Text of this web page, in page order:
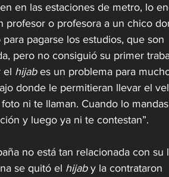
en las estaciones de metro, lo
o profesora a un chico
pagarse los estudios, que son
pero no consiguió su primer
el hijab es un problema para
donde le permitieran llevar el
ni te llaman. Cuando lo
y luego ya ni te contestan”.
no está tan relacionada con su
se quitó el hijab y la contrataron